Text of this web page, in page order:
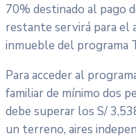
70% destinado al pago
restante servirá para el
inmueble del programa
Para acceder al
familiar de mínimo dos
debe superar los S/
un terreno, aires